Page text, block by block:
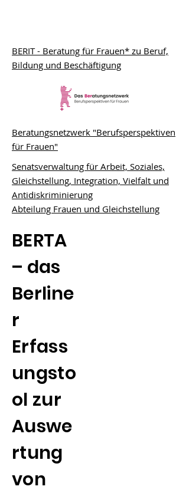
BERIT - Beratung für Frauen* zu Beruf,
Bildung und Beschäftigung
Beratungsnetzwerk "Berufsperspektiven
für Frauen"
Senatsverwaltung für Arbeit, Soziales,
Gleichstellung, Integration, Vielfalt und
Antidiskriminierung
Abteilung Frauen und Gleichstellung
BERTA
– das
Berline
r
Erfass
ungsto
ol zur
Auswe
rtung
von